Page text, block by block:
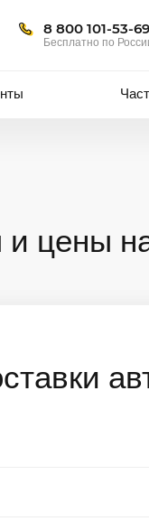
8 800 101-53-69
Бесплатно по
цены